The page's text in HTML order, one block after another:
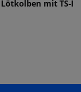
mit TS-I